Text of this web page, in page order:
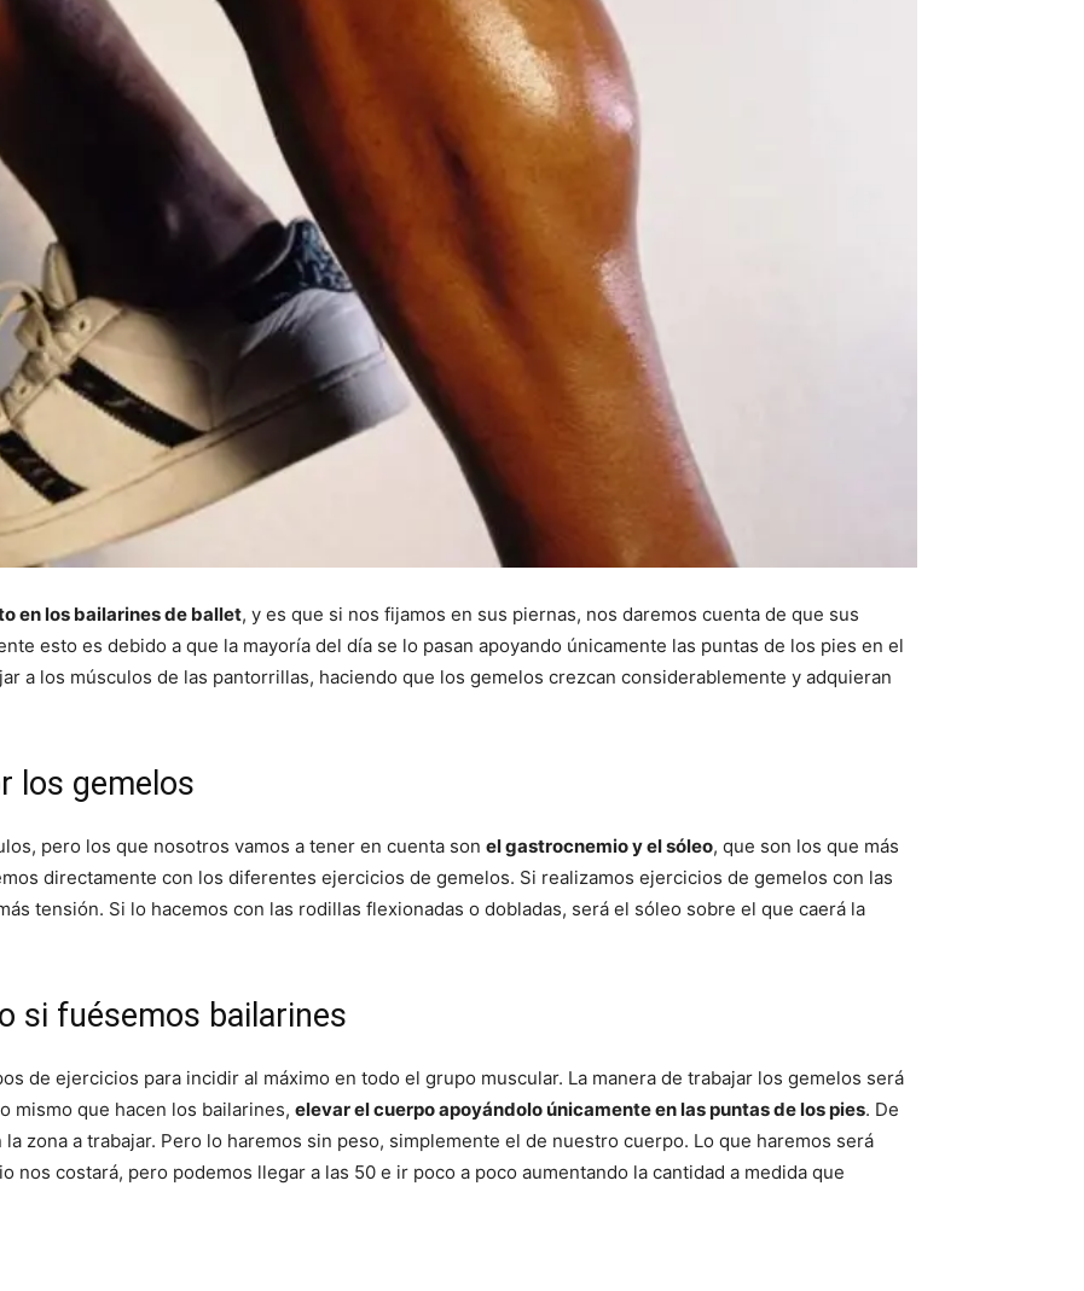
en los bailarines de ballet, y es que si nos fijamos en sus piernas, nos daremos cuenta de que sus
esto es debido a que la mayoría del día se lo pasan apoyando únicamente las puntas de los pies en el
a los músculos de las pantorrillas, haciendo que los gemelos crezcan considerablemente y adquieran
los gemelos
pero los que nosotros vamos a tener en cuenta son el gastrocnemio y el sóleo, que son los que más
directamente con los diferentes ejercicios de gemelos. Si realizamos ejercicios de gemelos con las
tensión. Si lo hacemos con las rodillas flexionadas o dobladas, será el sóleo sobre el que caerá la
si fuésemos bailarines
de ejercicios para incidir al máximo en todo el grupo muscular. La manera de trabajar los gemelos será
mismo que hacen los bailarines, elevar el cuerpo apoyándolo únicamente en las puntas de los pies. De
zona a trabajar. Pero lo haremos sin peso, simplemente el de nuestro cuerpo. Lo que haremos será
nos costará, pero podemos llegar a las 50 e ir poco a poco aumentando la cantidad a medida que